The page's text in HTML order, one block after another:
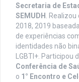
Secretaria de
SEMUDH
.
2018, 2019
de experiências
identidades não
LGBTI+.
Conferência de
o 1° Encontro e